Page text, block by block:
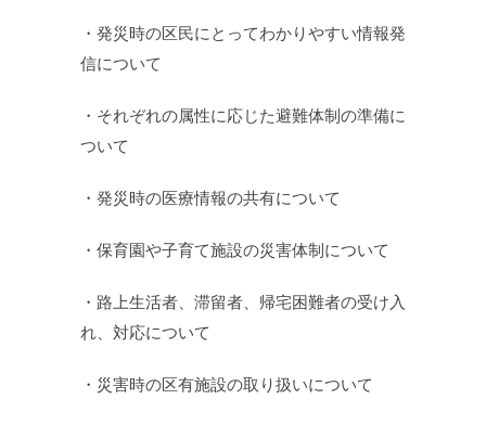
・発災時の区民にとってわかりやすい情報発
信について
・それぞれの属性に応じた避難体制の準備に
ついて
・発災時の医療情報の共有について
・保育園や子育て施設の災害体制について
・路上生活者、滞留者、帰宅困難者の受け入
れ、対応について
・災害時の区有施設の取り扱いについて